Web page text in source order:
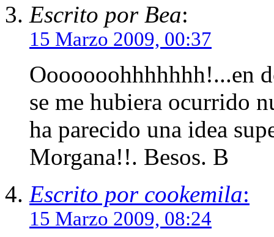
Escrito por Bea:
15 Marzo 2009, 00:37
Ooooooohhhhhhh!...en
se me hubiera ocurrido
ha parecido una idea
Morgana!!. Besos. B
Escrito por cookemila:
15 Marzo 2009, 08:24